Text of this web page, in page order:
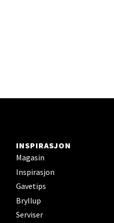
INSPIRASJON
Magasin
Inspirasjon
Gavetips
Bryllup
Serviser
Harstad - Thon
Kanebogen